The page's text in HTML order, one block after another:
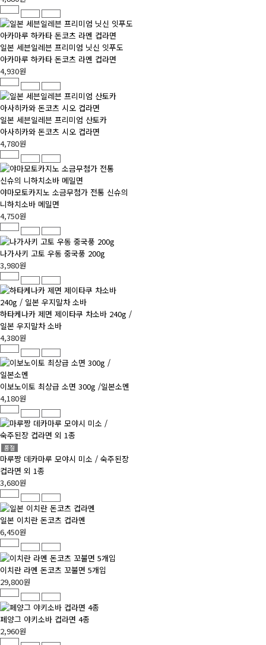
일본 세븐일레븐 프리미엄 닛신 잇푸도
아카마루 하카타 돈코츠 라멘 컵라면
4,930원
일본 세븐일레븐 프리미엄 산토카
아사히카와 돈코츠 시오 컵라면
4,780원
야마모토카지노 소금무첨가 전통 신슈의
니하치소바 메밀면
4,750원
나가사키 고토 우동 중국풍 200g
3,980원
하타케나카 제면 제이타쿠 차소바 240g /
일본 우지말차 소바
4,380원
이보노이토 최상급 소면 300g /일본소멘
4,180원
품절
마루짱 데카마루 모야시 미소 / 숙주된장
컵라면 외 1종
3,680원
일본 이치란 돈코츠 컵라멘
6,450원
이치란 라멘 돈코츠 꼬불면 5개입
29,800원
페양그 야키소바 컵라면 4종
2,960원